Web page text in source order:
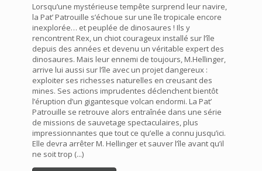
Lorsqu’une mystérieuse tempête surprend leur navire,
la Pat’ Patrouille s’échoue sur une île tropicale encore
inexplorée… et peuplée de dinosaures ! Ils y
rencontrent Rex, un chiot courageux installé sur l’île
depuis des années et devenu un véritable expert des
dinosaures. Mais leur ennemi de toujours, M.Hellinger,
arrive lui aussi sur l’île avec un projet dangereux :
exploiter ses richesses naturelles en creusant des
mines. Ses actions imprudentes déclenchent bientôt
l’éruption d’un gigantesque volcan endormi. La Pat’
Patrouille se retrouve alors entraînée dans une série
de missions de sauvetage spectaculaires, plus
impressionnantes que tout ce qu’elle a connu jusqu’ici.
Elle devra arrêter M. Hellinger et sauver l’île avant qu’il
ne soit trop (...)